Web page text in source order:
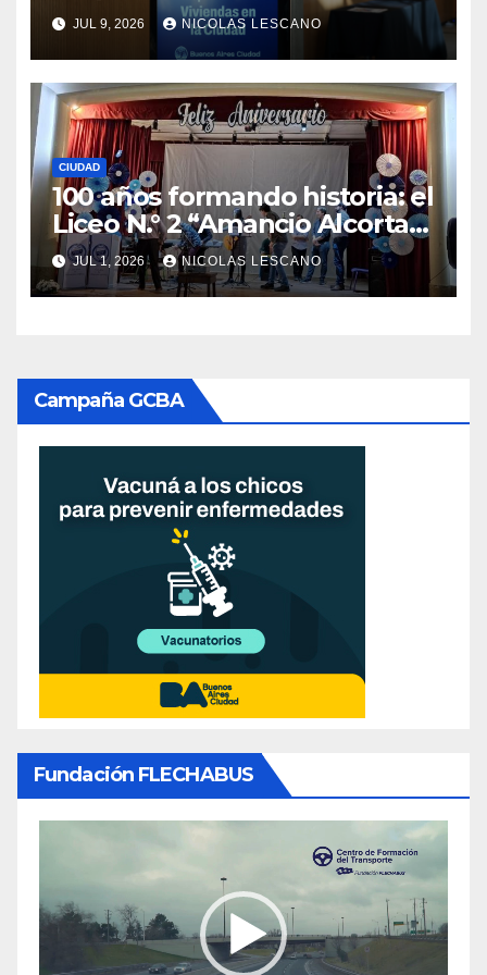
energética: así funciona el
nuevo sistema que va a
cambiar la forma de comprar
y alquilar viviendas
JUL 9, 2026 NICOLAS LESCANO
CIUDAD
100 años formando historia: el
Liceo N.° 2 “Amancio Alcorta”
celebró su centenario
JUL 1, 2026 NICOLAS LESCANO
Campaña GCBA
Fundación FLECHABUS
video